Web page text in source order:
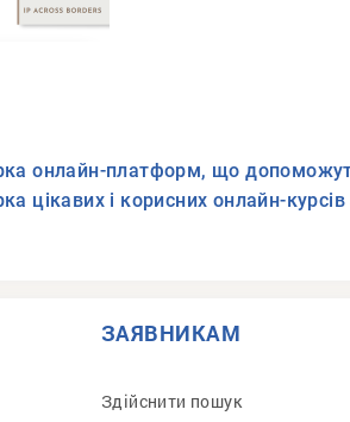
онлайн-платформ, що
цікавих і корисних онлайн-курсів
ЗАЯВНИКАМ
Здійснити пошук